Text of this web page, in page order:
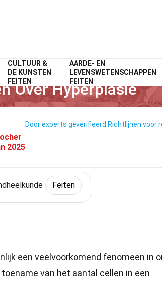
CULTUUR &
DE KUNSTEN
FEITEN
AARDE- EN
LEVENSWETENSCHAPPEN
FEITEN
WelzijnFeiten TandheelkundeFeiten
Over Hyperplasie
2025
Door experts geverifieerd Richtlijnen voor
Feiten
een veelvoorkomend fenomeen in
van het aantal cellen in een